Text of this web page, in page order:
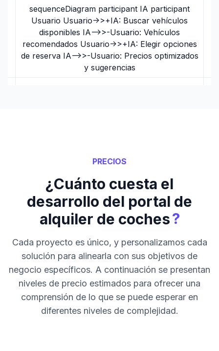
sequenceDiagram participant IA participant
Usuario Usuario->>+IA: Buscar vehículos
disponibles IA-->>-Usuario: Vehículos
recomendados Usuario->>+IA: Elegir opciones
de reserva IA-->>-Usuario: Precios optimizados
y sugerencias
PRECIOS
¿Cuánto cuesta el
desarrollo del portal de
alquiler de coches?
Cada proyecto es único, y personalizamos cada
solución para alinearla con sus objetivos de
negocio específicos. A continuación se presentan
niveles de precio estimados para ofrecer una
comprensión de lo que se puede esperar en
diferentes niveles de complejidad.